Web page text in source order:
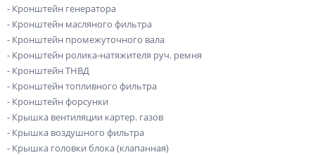
- Кронштейн генератора
- Кронштейн масляного фильтра
- Кронштейн промежуточного вала
- Кронштейн ролика-натяжителя руч. ремня
- Кронштейн ТНВД
- Кронштейн топливного фильтра
- Кронштейн форсунки
- Крышка вентиляции картер. газов
- Крышка воздушного фильтра
- Крышка головки блока (клапанная)